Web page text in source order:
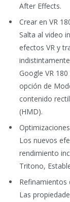
After Effects.
Crear en VR
Salta al video
efectos VR y
Google VR
opción de
contenido
(HMD).
Los nuevos
rendimiento
Tritono,
Refinamientos
Las